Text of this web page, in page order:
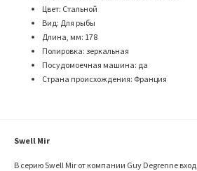
Цвет: Стальной
Вид: Для рыбы
Длина, мм: 178
Полировка: зеркальная
Посудомоечная машина: да
Страна происхождения: Франция
Swell Mir
В серию Swell Mir от компании Guy Degrenne